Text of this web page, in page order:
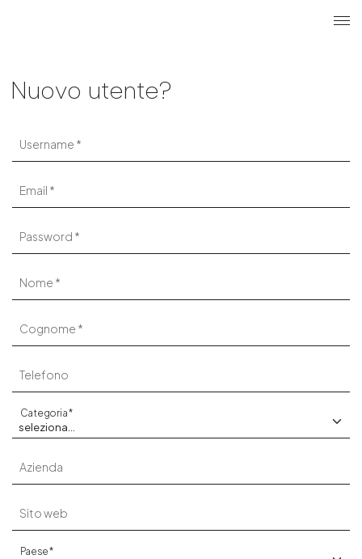
Cerca
Login
Nuovo utente?
Username
Email
Password
Nome
Cognome
Telefono
Categoria
Azienda
Sito web
Paese